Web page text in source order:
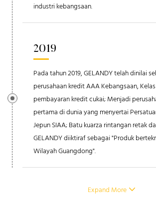
industri kebangsaan.
2019
Pada tahun 2019, GELANDY telah dinilai
perusahaan kredit AAA Kebangsaan,
pembayaran kredit cukai; Menjadi
pertama di dunia yang menyertai
Jepun SIAA; Batu kuarza rintangan retak
GELANDY diiktiraf sebagai "Produk
Wilayah Guangdong".
Expand More